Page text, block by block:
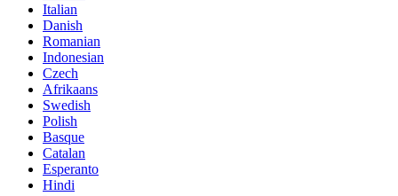
Italian
Danish
Romanian
Indonesian
Czech
Afrikaans
Swedish
Polish
Basque
Catalan
Esperanto
Hindi